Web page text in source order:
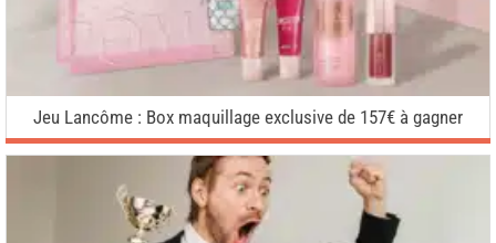
Jeu Lancôme : Box maquillage exclusive de 157€ à gagner